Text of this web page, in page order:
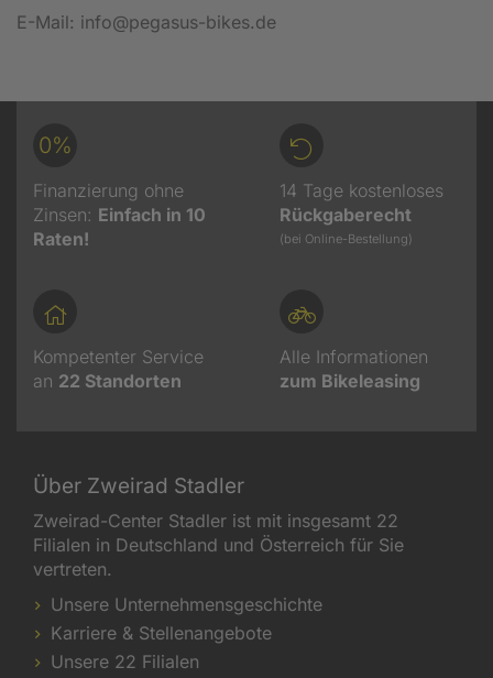
E-Mail: info@pegasus-bikes.de
0%
Finanzierung ohne
Zinsen: Einfach in 10
Raten!
14 Tage kostenloses
Rückgaberecht
(bei Online-Bestellung)
Kompetenter Service
an 22 Standorten
Alle Informationen
zum Bikeleasing
Über Zweirad Stadler
Zweirad-Center Stadler ist mit insgesamt 22
Filialen in Deutschland und Österreich für Sie
vertreten.
Unsere Unternehmensgeschichte
Karriere & Stellenangebote
Unsere 22 Filialen